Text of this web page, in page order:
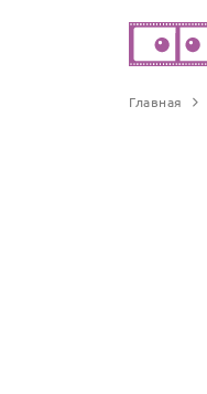
Главная